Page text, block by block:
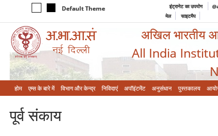
Default Theme इंट्रानेट का उपयोग
मेल
साइटमैप
अखिल भारतीय
All India
होम एम्‍स के बारे में विभाग और केन्‍द्र निविदाएं अपॉइंटमेंट अनुसंधान पुस्तकालय
पूर्व संकाय